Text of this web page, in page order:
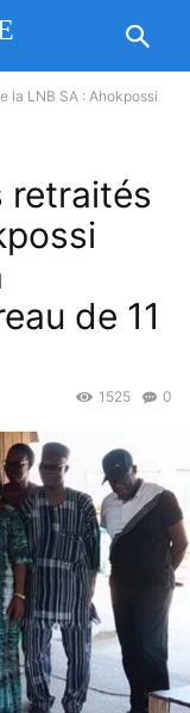
la LNB SA : Ahokpossi
retraités
de 11
0
1525